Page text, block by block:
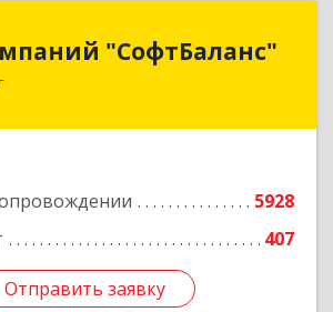
"СофтБаланс"
5928
407
Отправить заявку
"СофтБаланс"
Петербург г, Заневский пр-кт,
Отправить заявку